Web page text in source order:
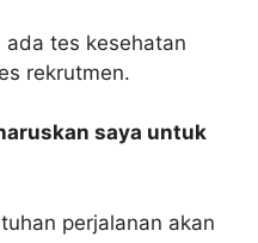
ada tes kesehatan
rekrutmen.
saya untuk
perjalanan akan